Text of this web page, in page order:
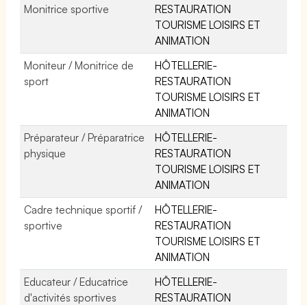
Monitrice sportive
RESTAURATION
TOURISME LOISIRS ET
ANIMATION
Moniteur / Monitrice de
sport
HÔTELLERIE-
RESTAURATION
TOURISME LOISIRS ET
ANIMATION
Préparateur / Préparatrice
physique
HÔTELLERIE-
RESTAURATION
TOURISME LOISIRS ET
ANIMATION
Cadre technique sportif /
sportive
HÔTELLERIE-
RESTAURATION
TOURISME LOISIRS ET
ANIMATION
Educateur / Educatrice
d'activités sportives
HÔTELLERIE-
RESTAURATION